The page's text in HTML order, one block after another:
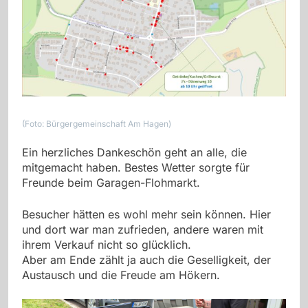
(Foto: Bürgergemeinschaft Am Hagen)
Ein herzliches Dankeschön geht an alle, die
mitgemacht haben. Bestes Wetter sorgte für
Freunde beim Garagen-Flohmarkt.
Besucher hätten es wohl mehr sein können. Hier
und dort war man zufrieden, andere waren mit
ihrem Verkauf nicht so glücklich.
Aber am Ende zählt ja auch die Geselligkeit, der
Austausch und die Freude am Hökern.